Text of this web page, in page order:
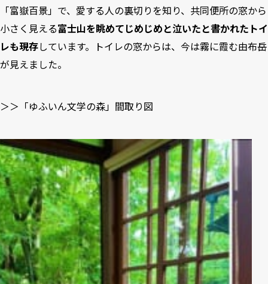
「富嶽百景」で、愛する人の裏切りを知り、共同便所の窓から
小さく見える富士山を眺めてじめじめと泣いたと書かれたトイ
レも現存しています。トイレの窓からは、今は霧に霞む由布岳
が見えました。
＞＞「ゆふいん文学の森」間取り図